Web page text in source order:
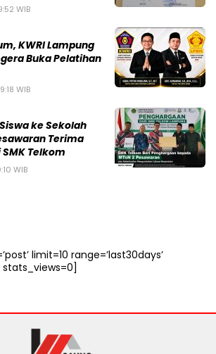
WIB
KWRI Lampung
Buka Pelatihan
WIB
ke Sekolah
Terima
Telkom
WIB
limit=10 range=’last30days’
stats_views=0]